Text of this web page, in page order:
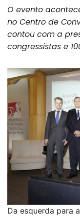
O evento
no Centro de
contou com a
congressistas e
Da esquerda para